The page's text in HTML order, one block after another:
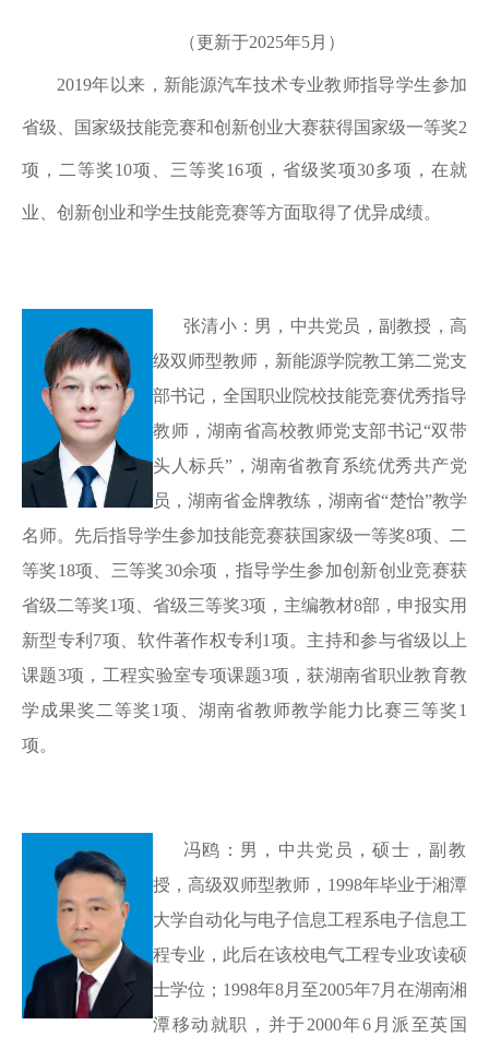
（更新于2025年5月）
2019年以来，新能源汽车技术专业教师指导学生参加
省级、国家级技能竞赛和创新创业大赛获得国家级一等奖2
项，二等奖10项、三等奖16项，省级奖项30多项，在就
业、创新创业和学生技能竞赛等方面取得了优异成绩。
张清小：男，中共党员，副教授，高
级双师型教师，新能源学院教工第二党支
部书记，全国职业院校技能竞赛优秀指导
教师，湖南省高校教师党支部书记“双带
头人标兵”，湖南省教育系统优秀共产党
员，湖南省金牌教练，湖南省“楚怡”教学
名师。先后指导学生参加技能竞赛获国家级一等奖8项、二
等奖18项、三等奖30余项，指导学生参加创新创业竞赛获
省级二等奖1项、省级三等奖3项，主编教材8部，申报实用
新型专利7项、软件著作权专利1项。主持和参与省级以上
课题3项，工程实验室专项课题3项，获湖南省职业教育教
学成果奖 二 等奖1项、湖南省教师教学能力比赛三等奖1
项。
冯鸥：男，中共党员，硕士，副教
授，高级双师型教师， 1998年毕业于湘潭
大学自动化与电子信息工程系电子信息工
程专业，此后在该校电气工程专业攻读硕
士学位 ； 1998年8月至2005年7月在湖南湘
潭移动就职，并于2000年6月派至英国